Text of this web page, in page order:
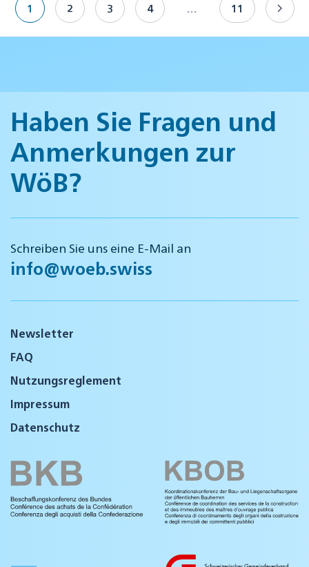
1 2 3 4 … 11
Haben Sie Fragen und
Anmerkungen zur
WöB?
Schreiben Sie uns eine E-Mail an
info@woeb.swiss
Newsletter
FAQ
Nutzungsreglement
Impressum
Datenschutz